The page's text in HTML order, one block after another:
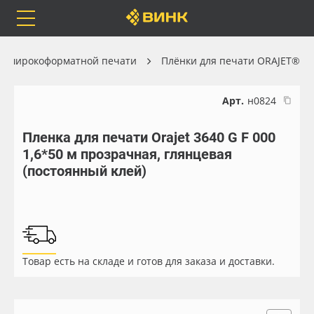
Каталог
Orafol
Доставка
Весь каталог
Рулонные материалы
Листовые материалы
широкоформатной печати Плёнки для печати ORAJET®
Арт. н0824
Пленка для печати Orajet 3640 G F 000
1,6*50 м прозрачная, глянцевая
(постоянный клей)
Товар есть на складе и готов для заказа и доставки.